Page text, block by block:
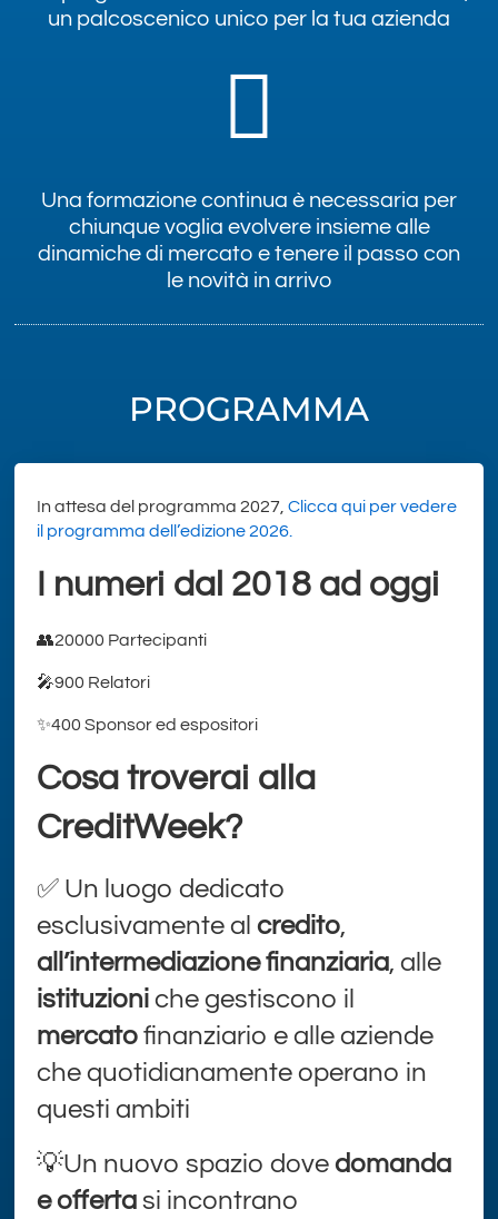
un palcoscenico unico per la tua azienda
Una formazione continua è necessaria per
chiunque voglia evolvere insieme alle
dinamiche di mercato e tenere il passo con
le novità in arrivo
PROGRAMMA
In attesa del programma 2027,Clicca qui per vedere
il programma dell’edizione 2026
I numeri dal 2018 ad oggi
👥20000 Partecipanti
🎤900 Relatori
✨400 Sponsor ed espositori
Cosa troverai alla
CreditWeek?
✅ Un luogo dedicato
esclusivamente alcredito,
all’intermediazione finanziaria, alle
istituzioni che gestiscono il
mercato finanziario e alle aziende
che quotidianamente operano in
questi ambiti
💡Un nuovo spazio dovedomanda
e offerta si incontrano